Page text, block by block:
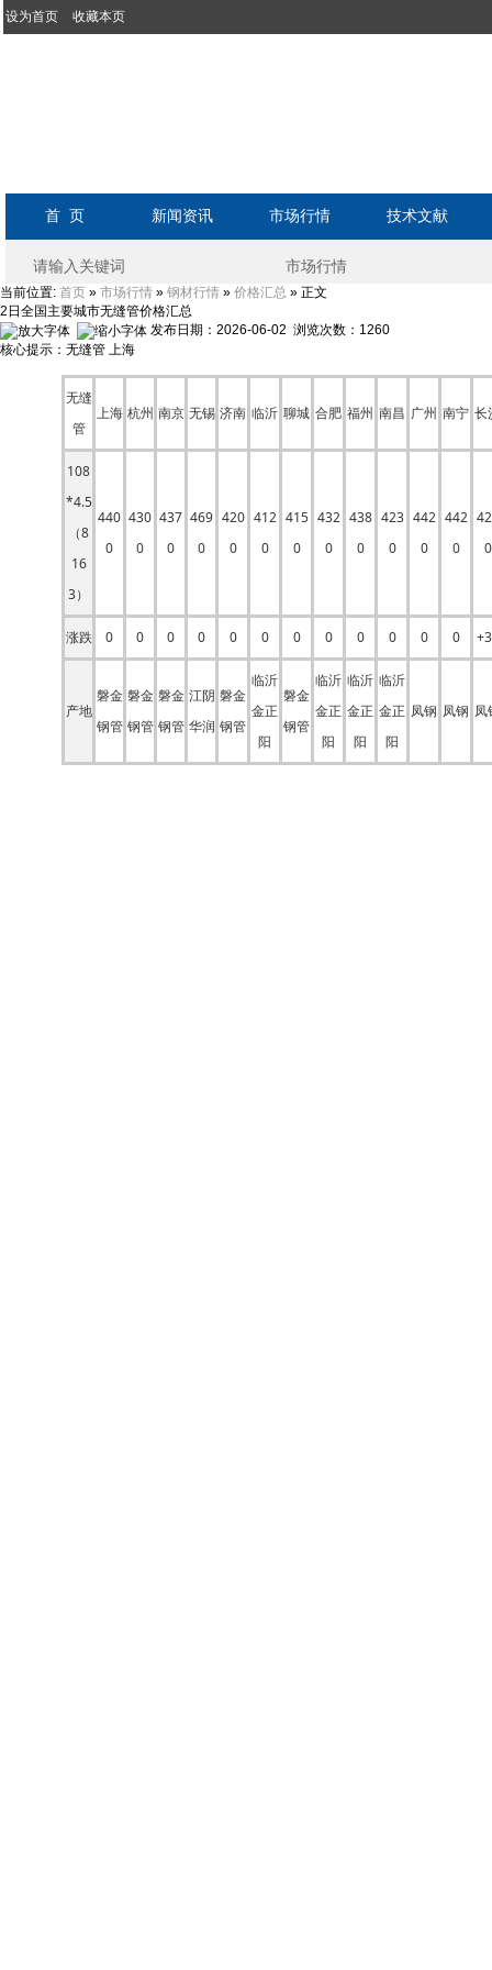
设为首页 收藏本页
首 页 新闻资讯 市场行情 技术文献
当前位置: 首页 » 市场行情 » 钢材行情 » 价格汇总 » 正文
2日全国主要城市无缝管价格汇总
发布日期：2026-06-02 浏览次数： 1260
核心提示：无缝管 上海
无缝
管
上海 杭州 南京 无锡 济南 临沂 聊城 合肥 福州 南昌 广州 南宁 长
108
*4.5
（8
16
3）
440
0
430
0
437
0
469
0
420
0
412
0
415
0
432
0
438
0
423
0
442
0
442
0
0
涨跌 0 0 0 0 0 0 0 0 0 0 0 0
产地
磐金
钢管
磐金
钢管
磐金
钢管
江阴
华润
磐金
钢管
临沂
金正
阳
磐金
钢管
临沂
金正
阳
临沂
金正
阳
临沂
金正
阳
凤钢 凤钢 凤